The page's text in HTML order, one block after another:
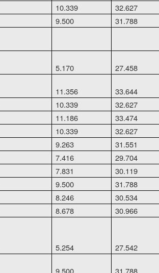
10.339
32.627
9.500 31.788
5.170
27.458
11.356
33.644
10.339
32.627
11.186
33.474
10.339
32.627
9.263
31.551
7.416
29.704
7.831
30.119
9.500
31.788
8.246
30.534
8.678
30.966
5.254
27.542
9.500
31.788